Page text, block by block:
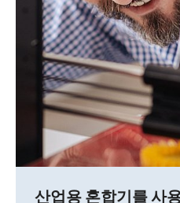
산업용 혼합기를 사